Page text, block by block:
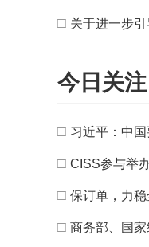
□ 关于进一步
今日关注
□ 习近平：中
□ CISS参与举
□ 保订单，力稳
□ 商务部、国